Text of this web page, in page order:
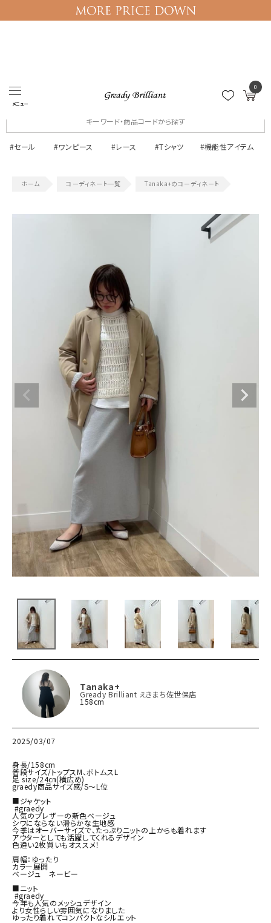
メニュー
0
ログイン マイページ
#セール #ワンピース #レース #Tシャツ #機能性アイテム
コーディネート一覧 Tanaka+のコーディネート
Tanaka+
Gready Brilliant えきまち佐世保店
158cm
2025/03/07
身長/158cm
普段サイズ/トップスM、ボトムスL
足 size/24㎝(横広め)
graedy商品サイズ感/S〜L位
■ジャケット
人気のブレザーの新色ベージュ
シワにならない滑らかな生地感
今季はオーバーサイズで、たっぷりニットの上からも着れます
アウターとしても活躍してくれるデザイン
色違い2枚買いもオススメ！
肩幅：ゆったり
カラー展開
ベージュ　ネービー
■ニット
今年も人気のメッシュデザイン
より女性らしい雰囲気になりました
ゆったり着れてコンパクトなシルエット